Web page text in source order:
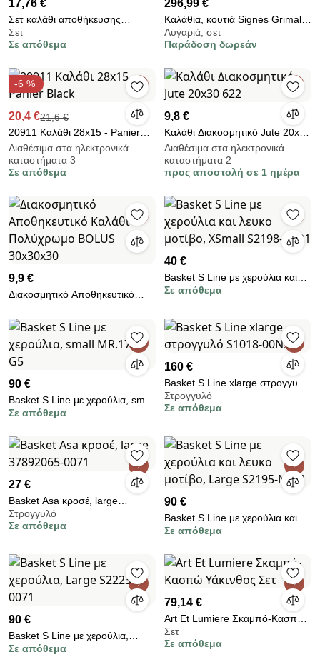
17,76 €
Σετ καλάθι αποθήκευσης
"ΕΘΝΙΚ" σε χρώμα γκρι 26x12
Σετ
Σε απόθεμα
296,99 €
Καλάθια, κουτιά Signes Grimalt
Καλάθια 2 Μονάδες
Λυγαριά, σετ
Παράδοση δωρεάν
-6 %
20,4 €21,6 €
20911 Καλάθι 28x15 - Panier
Black
Διαθέσιμα στα ηλεκτρονικά
καταστήματα 3
Σε απόθεμα
9,8 €
Καλάθι Διακοσμητικό Jute 20x30
622
Διαθέσιμα στα ηλεκτρονικά
καταστήματα 2
προς αποστολή σε 1 ημέρα
9,9 €
Διακοσμητικό Αποθηκευτικό
30x30x30
40 €
Basket S Line με χερούλια και
λευκο μοτίβο, XSmall S2198-
Σε απόθεμα
90 €
Basket S Line με χερούλια, small
MR.17.1-G5
Σε απόθεμα
160 €
Basket S Line xlarge στρογγυλό
S1018-00N3
Στρογγυλό
Σε απόθεμα
27 €
Basket Asa κροσέ, large
37892065-0071
Στρογγυλό
Σε απόθεμα
90 €
Basket S Line με χερούλια και
λευκο μοτίβο, Large S2195-
Σε απόθεμα
90 €
Basket S Line με χερούλια,
Large S2223-0071
Σε απόθεμα
79,14 €
Art Et Lumiere Σκαμπό-Κασπώ
Υάκινθος Σετ
Σετ
Σε απόθεμα